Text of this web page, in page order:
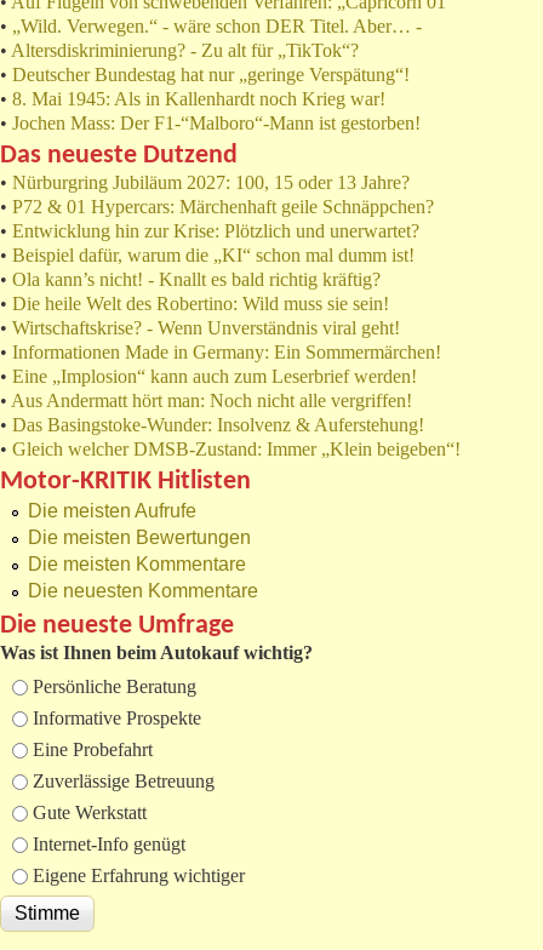
• „Wild. Verwegen.“ - wäre schon DER Titel. Aber… -
• Altersdiskriminierung? - Zu alt für „TikTok“?
• Deutscher Bundestag hat nur „geringe Verspätung“!
• 8. Mai 1945: Als in Kallenhardt noch Krieg war!
• Jochen Mass: Der F1-“Malboro“-Mann ist gestorben!
Das neueste Dutzend
• Nürburgring Jubiläum 2027: 100, 15 oder 13 Jahre?
• P72 & 01 Hypercars: Märchenhaft geile Schnäppchen?
• Entwicklung hin zur Krise: Plötzlich und unerwartet?
• Beispiel dafür, warum die „KI“ schon mal dumm ist!
• Ola kann’s nicht! - Knallt es bald richtig kräftig?
• Die heile Welt des Robertino: Wild muss sie sein!
• Wirtschaftskrise? - Wenn Unverständnis viral geht!
• Informationen Made in Germany: Ein Sommermärchen!
• Eine „Implosion“ kann auch zum Leserbrief werden!
• Aus Andermatt hört man: Noch nicht alle vergriffen!
• Das Basingstoke-Wunder: Insolvenz & Auferstehung!
• Gleich welcher DMSB-Zustand: Immer „Klein beigeben“!
Motor-KRITIK Hitlisten
Die meisten Aufrufe
Die meisten Bewertungen
Die meisten Kommentare
Die neuesten Kommentare
Die neueste Umfrage
Was ist Ihnen beim Autokauf wichtig?
Auswahlmöglichkeiten
Persönliche Beratung
Informative Prospekte
Eine Probefahrt
Zuverlässige Betreuung
Gute Werkstatt
Internet-Info genügt
Eigene Erfahrung wichtiger